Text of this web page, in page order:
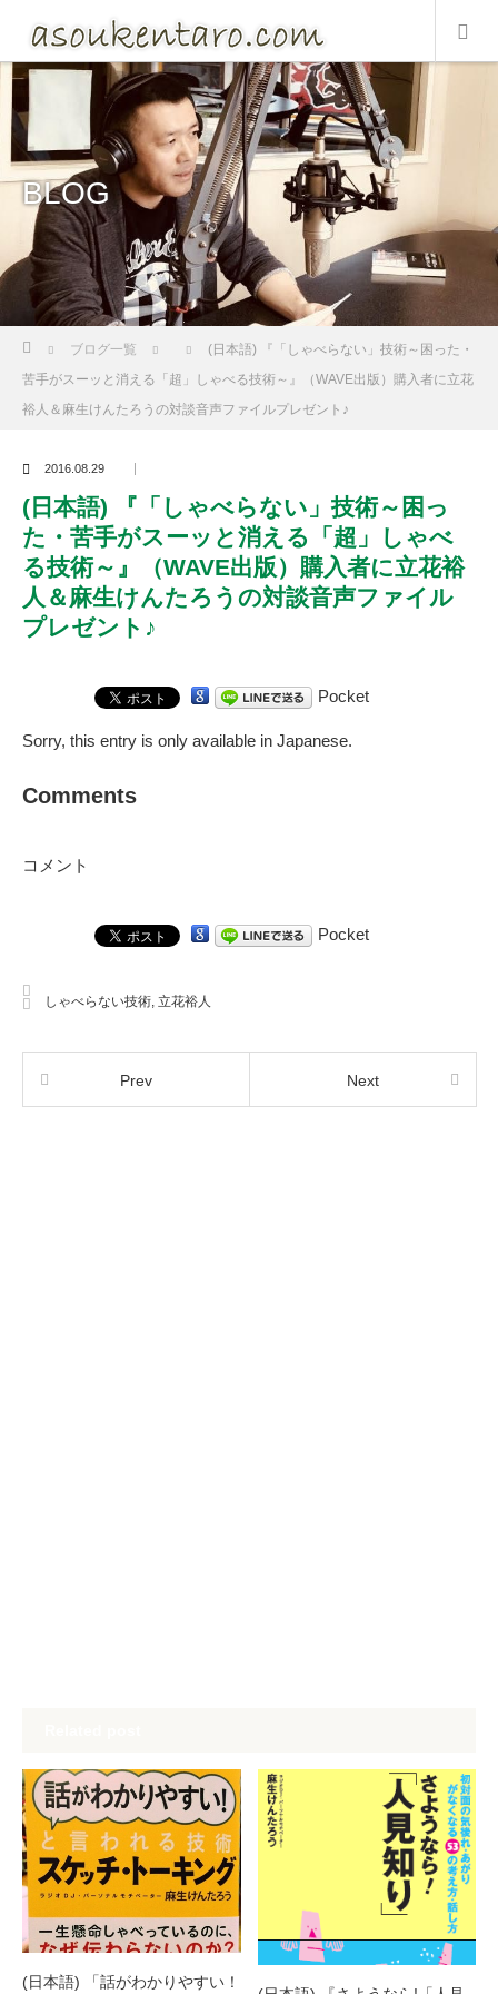
BLOG
ブログ一覧
(日本語) 『「しゃべらない」技術～困った・
苦手がスーッと消える「超」しゃべる技術～』（WAVE出版）購入者に立花
裕人＆麻生けんたろうの対談音声ファイルプレゼント♪
2016.08.29
(日本語) 『「しゃべらない」技術～困っ
た・苦手がスーッと消える「超」しゃべ
る技術～』（WAVE出版）購入者に立花裕
人＆麻生けんたろうの対談音声ファイル
プレゼント♪
Pocket
Sorry, this entry is only available in Japanese.
Comments
コメント
Pocket
しゃべらない技術 立花裕人
Prev Next
(日本語) 「話がわかりやすい！